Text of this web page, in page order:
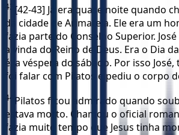
43 [42-43] Já era quase noite quando
da cidade de Arimateia. Ele era um
fazia parte do Conselho Superior.
a vinda do Reino de Deus. Era o Dia
é, a véspera do sábado. Por isso
foi falar com Pilatos e pediu o corpo
44 Pilatos ficou admirado quando
estava morto. Chamou o oficial
fazia muito tempo que Jesus tinha